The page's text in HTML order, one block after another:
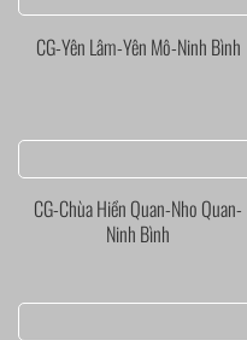
CG-Yên Lâm-Yên Mô-Ninh Bình
CG-Chùa Hiền Quan-Nho Quan-
Ninh Bình